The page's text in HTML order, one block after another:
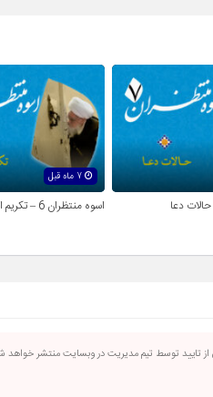
7 ماه قبل
اسوه منتظران 6 – تکریم استاد
تایید توسط تیم مدیریت در وبسایت منتشر خواهد